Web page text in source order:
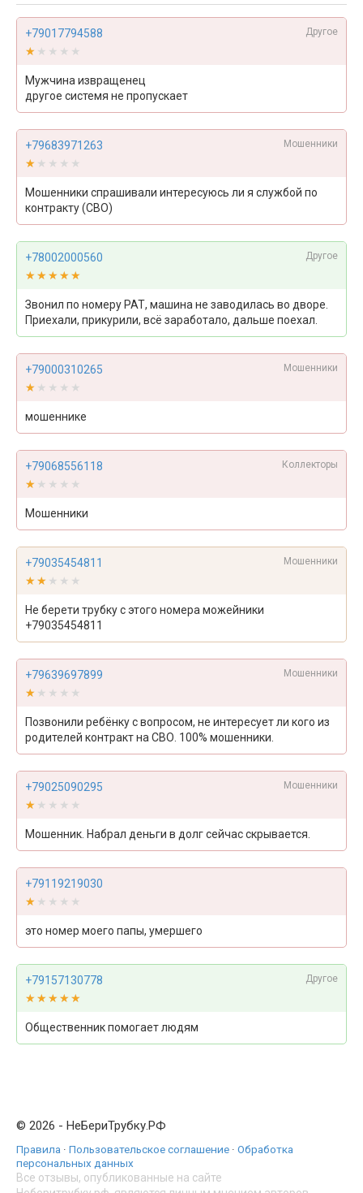
+79017794588 Другое
★★★★★
★★★★★
Мужчина извращенец
другое системя не пропускает
+79683971263 Мошенники
★★★★★
★★★★★
Мошенники спрашивали интересуюсь ли я службой по
контракту (СВО)
+78002000560 Другое
★★★★★
★★★★★
Звонил по номеру РАТ, машина не заводилась во дворе.
Приехали, прикурили, всё заработало, дальше поехал.
+79000310265 Мошенники
★★★★★
★★★★★
мошеннике
+79068556118 Коллекторы
★★★★★
★★★★★
Мошенники
+79035454811 Мошенники
★★★★★
★★★★★
Не берети трубку с этого номера можейники
+79035454811
+79639697899 Мошенники
★★★★★
★★★★★
Позвонили ребёнку с вопросом, не интересует ли кого из
родителей контракт на СВО. 100% мошенники.
+79025090295 Мошенники
★★★★★
★★★★★
Мошенник. Набрал деньги в долг сейчас скрывается.
+79119219030
★★★★★
★★★★★
это номер моего папы, умершего
+79157130778 Другое
★★★★★
★★★★★
Общественник помогает людям
© 2026 - НеБериТрубку.РФ
Правила · Пользовательское соглашение · Обработка
персональных данных
Все отзывы, опубликованные на сайте